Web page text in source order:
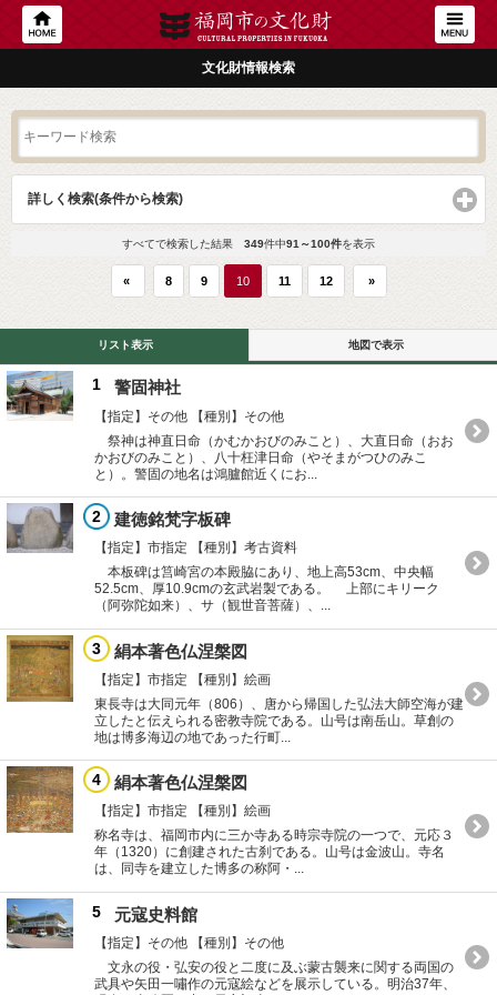
文化財情報検索
詳しく検索(条件から検索)
すべてで検索した結果 349件中91～100件を表示
« 8 9 10 11 12 »
リスト表示 地図で表示
1 警固神社
【指定】その他
【種別】その他
祭神は神直日命（かむかおびのみこと）、大直日命（おお
かおびのみこと）、八十枉津日命（やそまがつひのみこ
と）。警固の地名は鴻臚館近くにお...
2 建徳銘梵字板碑
【指定】市指定
【種別】考古資料
本板碑は筥崎宮の本殿脇にあり、地上高53cm、中央幅
52.5cm、厚10.9cmの玄武岩製である。 上部にキリーク
（阿弥陀如来）、サ（観世音菩薩）、...
3 絹本著色仏涅槃図
【指定】市指定
【種別】絵画
東長寺は大同元年（806）、唐から帰国した弘法大師空海が建
立したと伝えられる密教寺院である。山号は南岳山。草創の
地は博多海辺の地であった行町...
4 絹本著色仏涅槃図
【指定】市指定
【種別】絵画
称名寺は、福岡市内に三か寺ある時宗寺院の一つで、元応３
年（1320）に創建された古刹である。山号は金波山。寺名
は、同寺を建立した博多の称阿・...
5 元寇史料館
【指定】その他
【種別】その他
文永の役・弘安の役と二度に及ぶ蒙古襲来に関する両国の
武具や矢田一嘯作の元寇絵などを展示している。明治37年、